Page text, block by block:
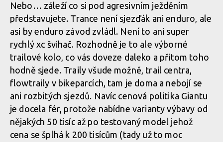
Nebo… záleží co si pod agresivním ježděním
představujete. Trance není sjezďák ani enduro, ale
asi by enduro závod zvládl. Není to ani super
rychlý xc švihač. Rozhodně je to ale výborné
trailové kolo, co vás doveze daleko a přitom toho
hodně sjede. Traily všude možně, trail centra,
flowtraily v bikeparcích, tam je doma a nebojí se
ani rozbitých sjezdů. Navíc cenová politika Giantu
je docela fér, protože nabídne varianty výbavy od
nějakých 50 tisíc až po testovaný model jehož
cena se šplhá k 200 tisícům (tady už to moc